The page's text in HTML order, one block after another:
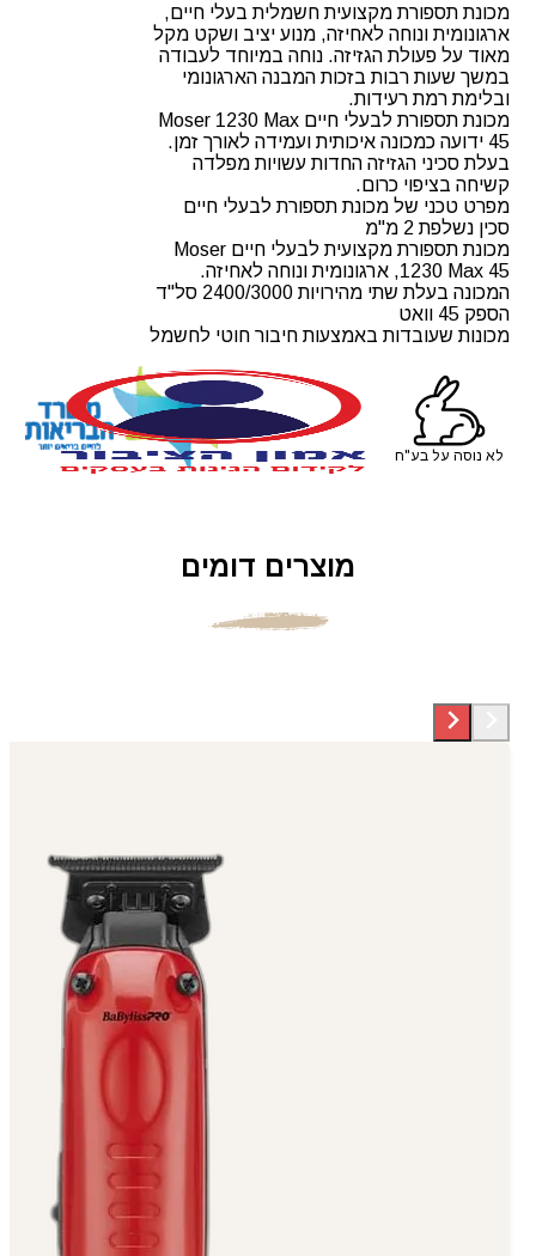
מכונת תספורת מקצועית חשמלית בעלי חיים,
ארגונומית ונוחה לאחיזה, מנוע יציב ושקט מקל
מאוד על פעולת הגזיזה. נוחה במיוחד לעבודה
במשך שעות רבות בזכות המבנה הארגונומי
ובלימת רמת רעידות.
מכונת תספורת לבעלי חיים Moser 1230 Max
45 ידועה כמכונה איכותית ועמידה לאורך זמן.
בעלת סכיני הגזיזה החדות עשויות מפלדה
קשיחה בציפוי כרום.
מפרט טכני של מכונת תספורת לבעלי חיים
סכין נשלפת 2 מ"מ
מכונת תספורת מקצועית לבעלי חיים Moser
1230 Max 45, ארגונומית ונוחה לאחיזה.
המכונה בעלת שתי מהירויות 2400/3000 סל"ד
הספק 45 וואט
מכונות שעובדות באמצעות חיבור חוטי לחשמל
לא נוסה על בע"ח
מוצרים דומים